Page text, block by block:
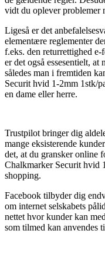
vidt du oplever problemer
Ligeså er det
elementære reglementer
f.eks. den returrettighed
er det også essesentielt,
således man i fremtiden
Securit hvid 1-2mm 1stk/
en dame eller herre.
Trustpilot bringer dig
mange eksisterende
det, at du gransker online
Chalkmarker Securit hvid
shopping.
Facebook tilbyder dig
om internet selskabets
nettet hvor kunder kan
som tilmed kan anvendes